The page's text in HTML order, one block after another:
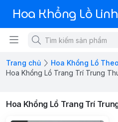
Hoa Khổng Lồ
Trang chủ
Hoa Khổng Lồ
Hoa Khổng Lồ Trang Trí Trung
Hoa Khổng Lồ Trang Trí